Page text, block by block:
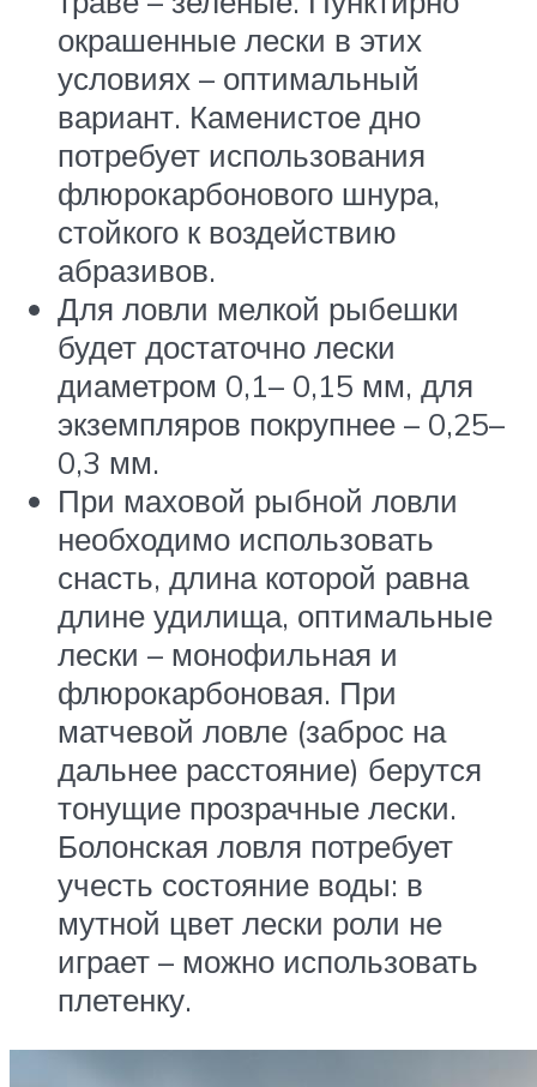
окрашенные лески в этих
условиях – оптимальный
вариант. Каменистое дно
потребует использования
флюрокарбонового шнура,
стойкого к воздействию
абразивов.
Для ловли мелкой рыбешки
будет достаточно лески
диаметром 0,1– 0,15 мм, для
экземпляров покрупнее – 0,25–
0,3 мм.
При маховой рыбной ловли
необходимо использовать
снасть, длина которой равна
длине удилища, оптимальные
лески – монофильная и
флюрокарбоновая. При
матчевой ловле (заброс на
дальнее расстояние) берутся
тонущие прозрачные лески.
Болонская ловля потребует
учесть состояние воды: в
мутной цвет лески роли не
играет – можно использовать
плетенку.